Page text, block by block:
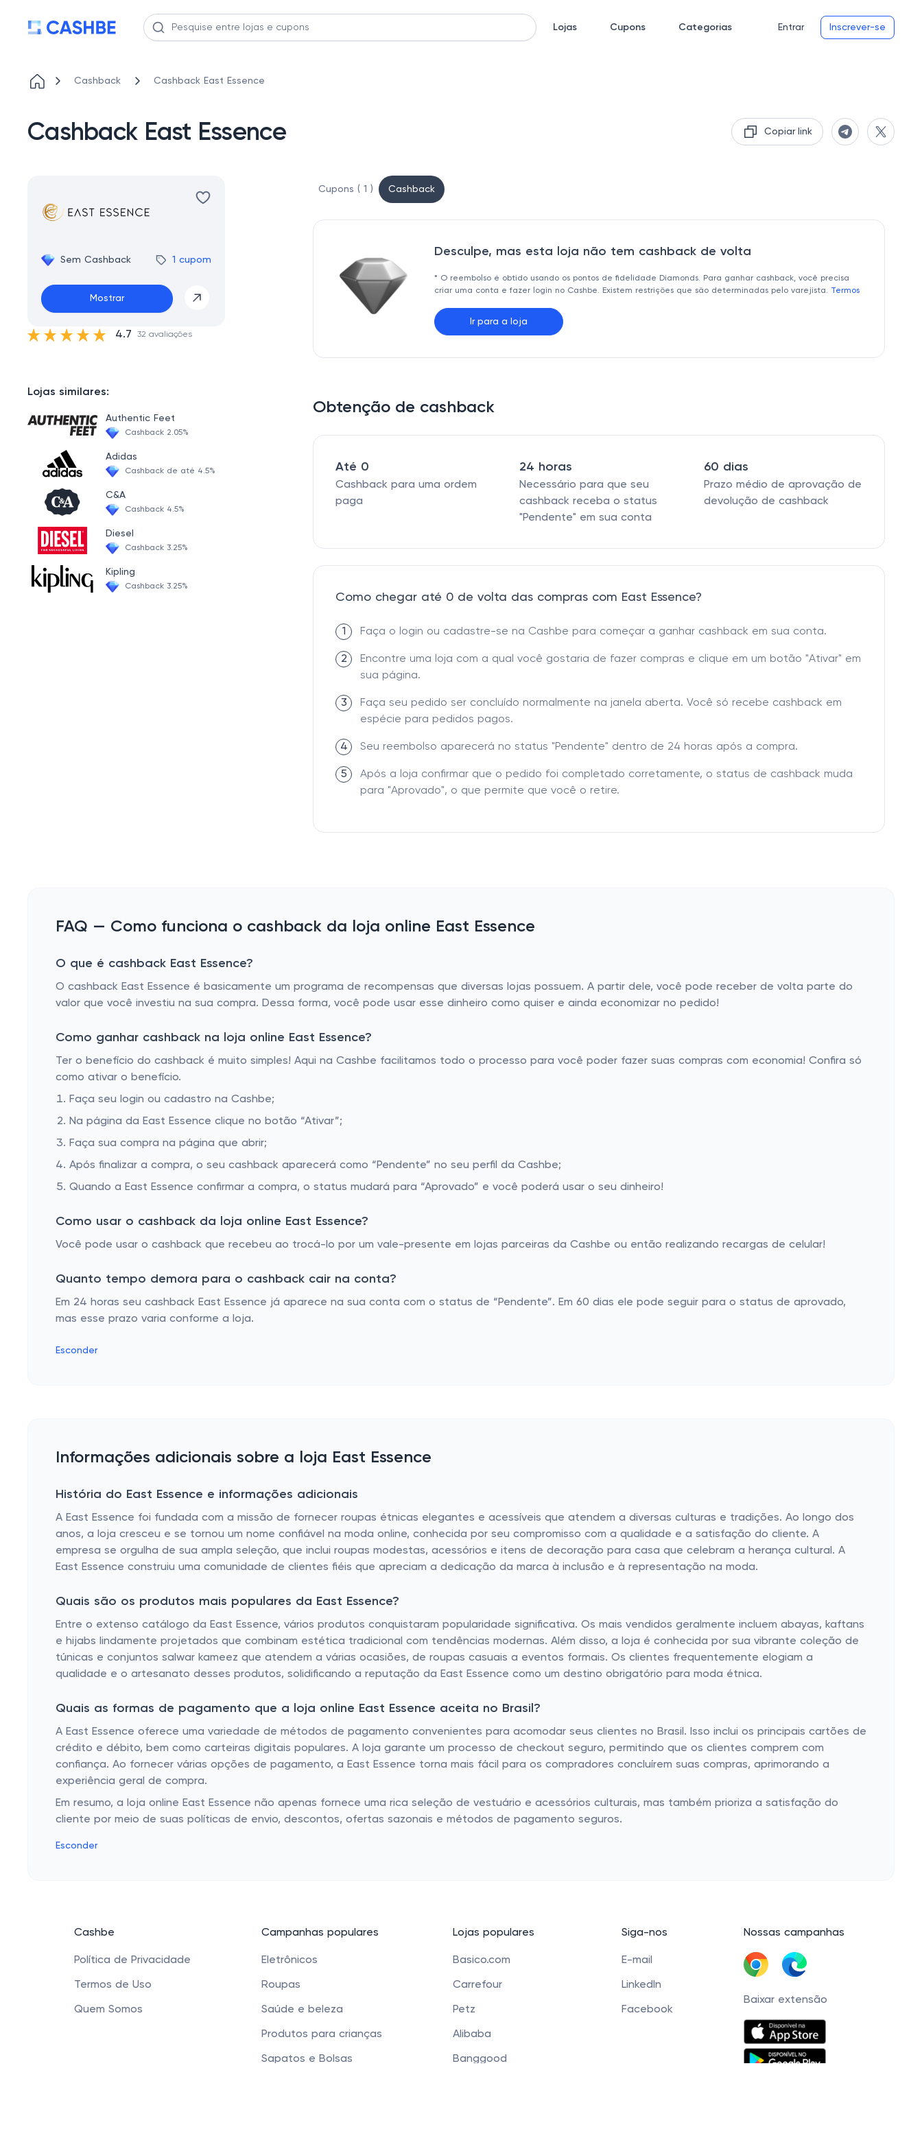
Lojas Cupons Categorias Entrar Inscrever-se
Cashback Cashback East Essence
Cashback East Essence Copiar link
Sem Cashback 1 cupom
Mostrar
4.7 32 avaliações
Lojas similares:
Authentic Feet
Cashback 2.05%
Adidas
Cashback de até 4.5%
C&A
Cashback 4.5%
Diesel
Cashback 3.25%
Kipling
Cashback 3.25%
Cupons ( 1 ) Cashback
Desculpe, mas esta loja não tem cashback de volta
* O reembolso é obtido usando os pontos de fidelidade Diamonds. Para ganhar cashback, você precisa
criar uma conta e fazer login no Cashbe. Existem restrições que são determinadas pelo varejista. Termos
Ir para a loja
Obtenção de cashback
Até 0
Cashback para uma ordem
paga
24 horas
Necessário para que seu
cashback receba o status
"Pendente" em sua conta
60 dias
Prazo médio de aprovação de
devolução de cashback
Como chegar até 0 de volta das compras com East Essence?
1 Faça o login ou cadastre-se na Cashbe para começar a ganhar cashback em sua conta.
2
Encontre uma loja com a qual você gostaria de fazer compras e clique em um botão "Ativar" em
sua página.
3
Faça seu pedido ser concluído normalmente na janela aberta. Você só recebe cashback em
espécie para pedidos pagos.
4 Seu reembolso aparecerá no status "Pendente" dentro de 24 horas após a compra.
5
Após a loja confirmar que o pedido foi completado corretamente, o status de cashback muda
para "Aprovado", o que permite que você o retire.
FAQ — Como funciona o cashback da loja online East Essence
O que é cashback East Essence?
O cashback East Essence é basicamente um programa de recompensas que diversas lojas possuem. A partir dele, você pode receber de volta parte do
valor que você investiu na sua compra. Dessa forma, você pode usar esse dinheiro como quiser e ainda economizar no pedido!
Como ganhar cashback na loja online East Essence?
Ter o benefício do cashback é muito simples! Aqui na Cashbe facilitamos todo o processo para você poder fazer suas compras com economia! Confira só
como ativar o benefício.
Faça seu login ou cadastro na Cashbe;
Na página da East Essence clique no botão “Ativar”;
Faça sua compra na página que abrir;
Após finalizar a compra, o seu cashback aparecerá como “Pendente” no seu perfil da Cashbe;
Quando a East Essence confirmar a compra, o status mudará para “Aprovado” e você poderá usar o seu dinheiro!
Como usar o cashback da loja online East Essence?
Você pode usar o cashback que recebeu ao trocá-lo por um vale-presente em lojas parceiras da Cashbe ou então realizando recargas de celular!
Quanto tempo demora para o cashback cair na conta?
Em 24 horas seu cashback East Essence já aparece na sua conta com o status de “Pendente”. Em 60 dias ele pode seguir para o status de aprovado,
mas esse prazo varia conforme a loja.
Esconder
Informações adicionais sobre a loja East Essence
História do East Essence e informações adicionais
A East Essence foi fundada com a missão de fornecer roupas étnicas elegantes e acessíveis que atendem a diversas culturas e tradições. Ao longo dos
anos, a loja cresceu e se tornou um nome confiável na moda online, conhecida por seu compromisso com a qualidade e a satisfação do cliente. A
empresa se orgulha de sua ampla seleção, que inclui roupas modestas, acessórios e itens de decoração para casa que celebram a herança cultural. A
East Essence construiu uma comunidade de clientes fiéis que apreciam a dedicação da marca à inclusão e à representação na moda.
Quais são os produtos mais populares da East Essence?
Entre o extenso catálogo da East Essence, vários produtos conquistaram popularidade significativa. Os mais vendidos geralmente incluem abayas, kaftans
e hijabs lindamente projetados que combinam estética tradicional com tendências modernas. Além disso, a loja é conhecida por sua vibrante coleção de
túnicas e conjuntos salwar kameez que atendem a várias ocasiões, de roupas casuais a eventos formais. Os clientes frequentemente elogiam a
qualidade e o artesanato desses produtos, solidificando a reputação da East Essence como um destino obrigatório para moda étnica.
Quais as formas de pagamento que a loja online East Essence aceita no Brasil?
A East Essence oferece uma variedade de métodos de pagamento convenientes para acomodar seus clientes no Brasil. Isso inclui os principais cartões de
crédito e débito, bem como carteiras digitais populares. A loja garante um processo de checkout seguro, permitindo que os clientes comprem com
confiança. Ao fornecer várias opções de pagamento, a East Essence torna mais fácil para os compradores concluírem suas compras, aprimorando a
experiência geral de compra.
Em resumo, a loja online East Essence não apenas fornece uma rica seleção de vestuário e acessórios culturais, mas também prioriza a satisfação do
cliente por meio de suas políticas de envio, descontos, ofertas sazonais e métodos de pagamento seguros.
Esconder
Cashbe
Política de Privacidade
Termos de Uso
Quem Somos
Campanhas populares
Eletrônicos
Roupas
Saúde e beleza
Produtos para crianças
Sapatos e Bolsas
Lojas populares
Basico.com
Carrefour
Petz
Alibaba
Banggood
Siga-nos
E-mail
LinkedIn
Facebook
Nossas campanhas
Baixar extensão